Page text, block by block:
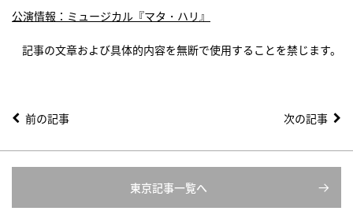
公演情報：ミュージカル『マタ・ハリ』
記事の文章および具体的内容を無断で使用することを禁じます。
前の記事 次の記事
東京記事一覧へ